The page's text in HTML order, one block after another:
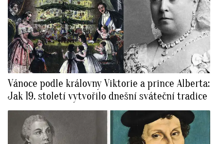
Vánoce podle královny Viktorie a prince Alberta:
Jak 19. století vytvořilo dnešní sváteční tradice